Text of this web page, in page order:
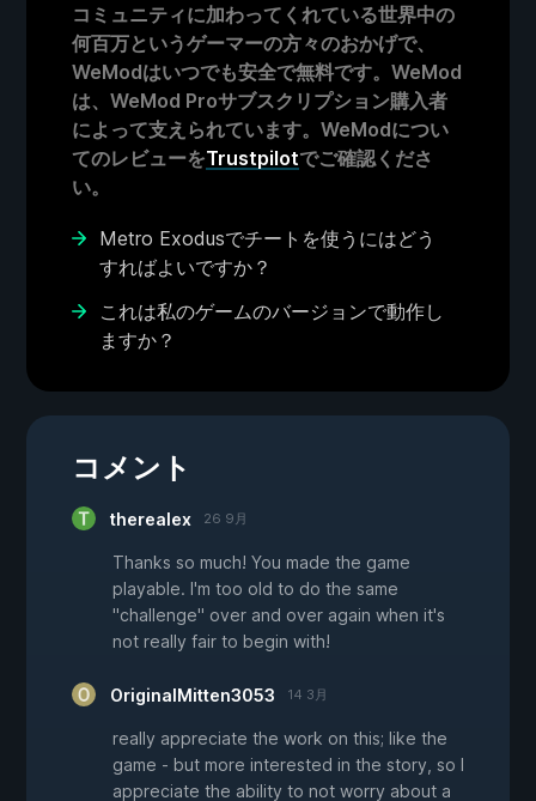
コミュニティに加わってくれている世界中の
何百万というゲーマーの方々のおかげで、
WeModはいつでも安全で無料です。WeMod
は、WeMod Proサブスクリプション購入者
によって支えられています。WeModについ
てのレビューをTrustpilotでご確認くださ
い。
Metro Exodusでチートを使うにはどう
すればよいですか？
これは私のゲームのバージョンで動作し
ますか？
コメント
therealex 26 9月
Thanks so much! You made the game
playable. I'm too old to do the same
"challenge" over and over again when it's
not really fair to begin with!
OriginalMitten3053 14 3月
really appreciate the work on this; like the
game - but more interested in the story, so I
appreciate the ability to not worry about a